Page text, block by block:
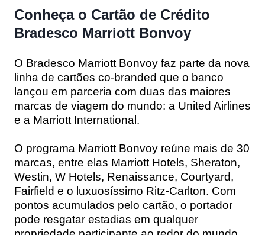
Conheça o Cartão de Crédito
Bradesco Marriott Bonvoy
O Bradesco Marriott Bonvoy faz parte da nova
linha de cartões co-branded que o banco
lançou em parceria com duas das maiores
marcas de viagem do mundo: a United Airlines
e a Marriott International.
O programa Marriott Bonvoy reúne mais de 30
marcas, entre elas Marriott Hotels, Sheraton,
Westin, W Hotels, Renaissance, Courtyard,
Fairfield e o luxuosíssimo Ritz-Carlton. Com
pontos acumulados pelo cartão, o portador
pode resgatar estadias em qualquer